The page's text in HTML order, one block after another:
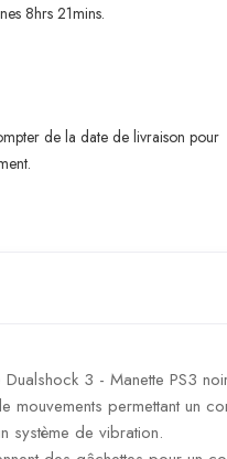
8hrs 21mins.
de la date de livraison pour
3 - Manette PS3
mouvements permettant un
système de vibration.